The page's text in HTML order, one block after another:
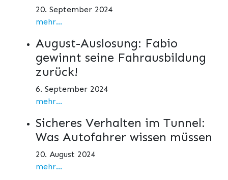
20. September 2024
mehr...
August-Auslosung: Fabio
gewinnt seine Fahrausbildung
zurück!
6. September 2024
mehr...
Sicheres Verhalten im Tunnel:
Was Autofahrer wissen müssen
20. August 2024
mehr...